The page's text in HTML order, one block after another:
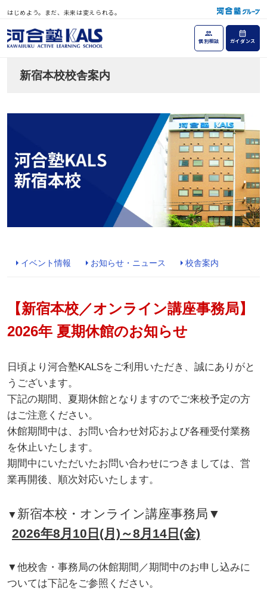
はじめよう。まだ、未来は変えられる。
個別相談 ガイダンス
新宿本校校舎案内
イベント情報 お知らせ・ニュース 校舎案内
【新宿本校／オンライン講座事務局】
2026年 夏期休館のお知らせ
日頃より河合塾KALSをご利用いただき、誠にありがと
うございます。
下記の期間、夏期休館となりますのでご来校予定の方
はご注意ください。
休館期間中は、お問い合わせ対応および各種受付業務
を休止いたします。
期間中にいただいたお問い合わせにつきましては、営
業再開後、順次対応いたします。
▼ 新宿本校・オンライン講座事務局▼
2026年8月10日(月)～8月14日(金)
▼他校舎・事務局の休館期間／期間中のお申し込みに
ついては下記をご参照ください。